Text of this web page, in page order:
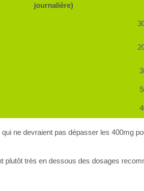
journalière)
ne devraient pas dépasser les 400mg
très en dessous des dosages